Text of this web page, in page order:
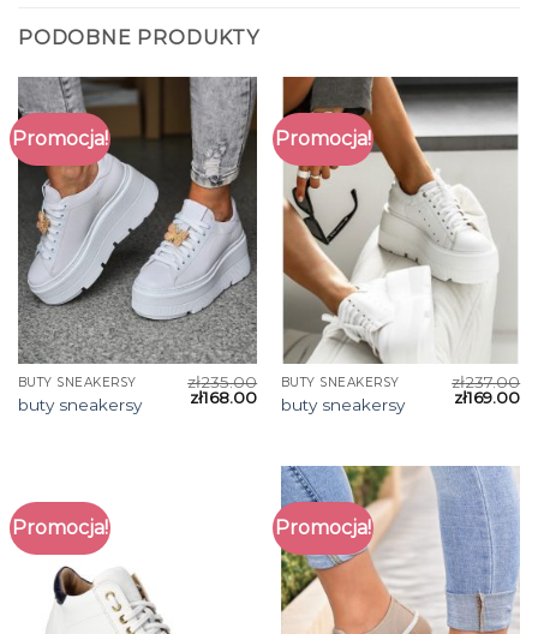
PODOBNE PRODUKTY
Promocja!
BUTY SNEAKERSY
buty sneakersy
zł235.00
zł168.00
Promocja!
BUTY SNEAKERSY
buty sneakersy
zł237.00
zł169.00
Promocja! Promocja!